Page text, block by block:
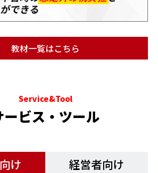
教材一覧はこちら
Service&Tool
ービス・ツール
け 経営者向け